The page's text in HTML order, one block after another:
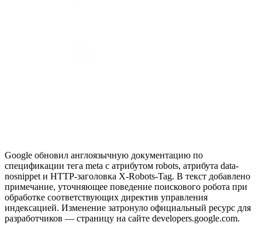
Google обновил англоязычную документацию по
спецификации тега meta с атрибутом robots, атрибута data-
nosnippet и HTTP-заголовка X-Robots-Tag. В текст добавлено
примечание, уточняющее поведение поискового робота при
обработке соответствующих директив управления
индексацией. Изменение затронуло официальный ресурс для
разработчиков — страницу на сайте developers.google.com.